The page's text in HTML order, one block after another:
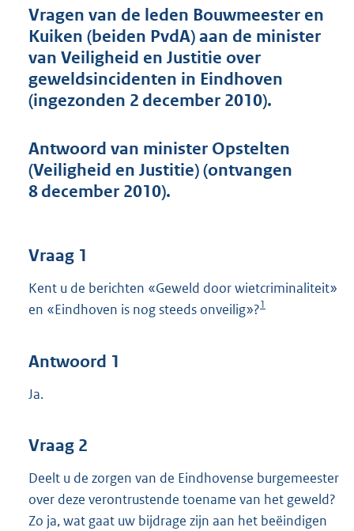
d
s
g
r
o
t
e
:
Vragen van de leden Bouwmeester en
Kuiken (beiden PvdA) aan de minister
van Veiligheid en Justitie over
geweldsincidenten in Eindhoven
(ingezonden 2 december 2010).
Antwoord van minister Opstelten
(Veiligheid en Justitie) (ontvangen
8 december 2010).
Vraag 1
Kent u de berichten «Geweld door wietcriminaliteit»
en «Eindhoven is nog steeds onveilig»?1
Antwoord 1
Ja.
Vraag 2
Deelt u de zorgen van de Eindhovense burgemeester
over deze verontrustende toename van het geweld?
Zo ja, wat gaat uw bijdrage zijn aan het beëindigen